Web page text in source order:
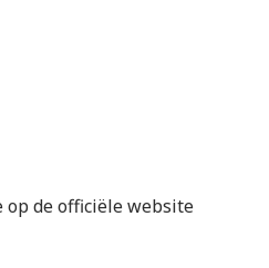
de officiële website